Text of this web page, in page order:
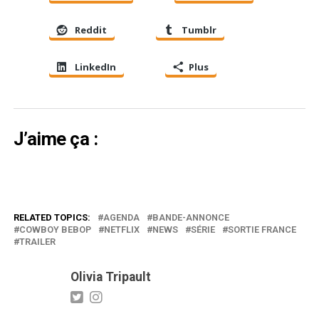
Reddit Tumblr
LinkedIn Plus
J’aime ça :
RELATED TOPICS: AGENDA
BANDE-ANNONCE
COWBOY BEBOP
NETFLIX NEWS SÉRIE
SORTIE FRANCE
TRAILER
Olivia Tripault